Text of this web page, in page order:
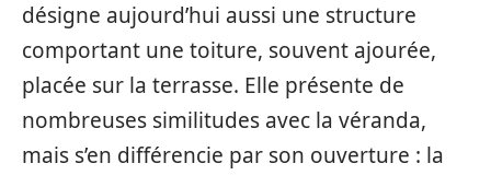
désigne aujourd’hui aussi une structure
comportant une toiture, souvent ajourée,
placée sur la terrasse. Elle présente de
nombreuses similitudes avec la véranda,
mais s’en différencie par son ouverture : la